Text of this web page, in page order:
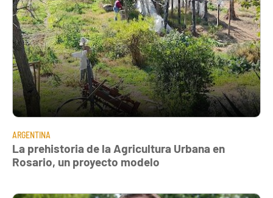
ARGENTINA
La prehistoria de la Agricultura Urbana en
Rosario, un proyecto modelo